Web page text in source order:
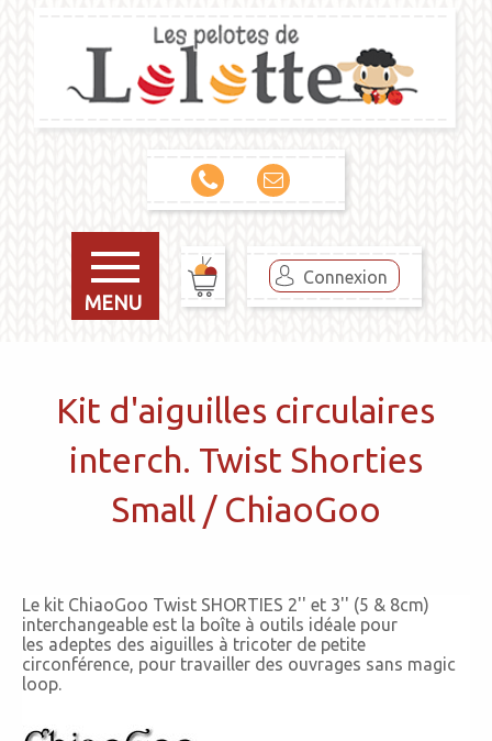
MENU
Connexion
Kit d'aiguilles circulaires
interch. Twist Shorties
Small / ChiaoGoo
Le kit ChiaoGoo Twist SHORTIES 2'' et 3'' (5 & 8cm)
interchangeable est la boîte à outils idéale pour
les adeptes des aiguilles à tricoter de petite
circonférence, pour travailler des ouvrages sans magic
loop.